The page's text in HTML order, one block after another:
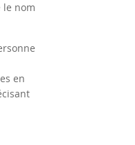
le nom
en